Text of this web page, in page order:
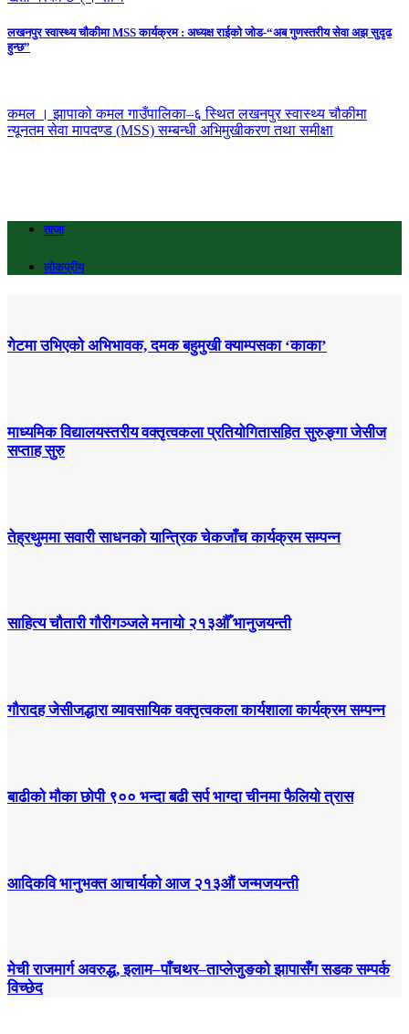
लखनपुर स्वास्थ्य चौकीमा MSS कार्यक्रम : अध्यक्ष राईको जोड-“अब गुणस्तरीय सेवा अझ सुदृढ
हुन्छ”
कमल । झापाको कमल गाउँपालिका–६ स्थित लखनपुर स्वास्थ्य चौकीमा
न्यूनतम सेवा मापदण्ड (MSS) सम्बन्धी अभिमुखीकरण तथा समीक्षा
ताजा
लोकप्रीय
गेटमा उभिएको अभिभावक, दमक बहुमुखी क्याम्पसका ‘काका’
माध्यमिक विद्यालयस्तरीय वक्तृत्वकला प्रतियोगितासहित सुरुङ्गा जेसीज
सप्ताह सुरु
तेह्रथुममा सवारी साधनको यान्त्रिक चेकजाँच कार्यक्रम सम्पन्न
साहित्य चौतारी गौरीगञ्जले मनायो २१३औँ भानुजयन्ती
गौरादह जेसीजद्धारा व्यावसायिक वक्तृत्वकला कार्यशाला कार्यक्रम सम्पन्न
बाढीको मौका छोपी ९०० भन्दा बढी सर्प भाग्दा चीनमा फैलियो त्रास
आदिकवि भानुभक्त आचार्यको आज २१३औं जन्मजयन्ती
मेची राजमार्ग अवरुद्ध, इलाम–पाँचथर–ताप्लेजुङको झापासँग सडक सम्पर्क
विच्छेद